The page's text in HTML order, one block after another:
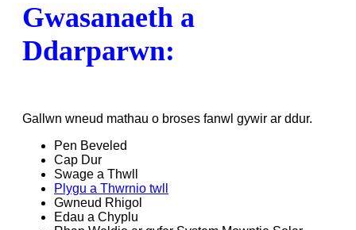
Gwasanaeth a
Ddarparwn:
Gallwn wneud mathau o broses fanwl gywir ar ddur.
Pen Beveled
Cap Dur
Swage a Thwll
Plygu a Thwrnio twll
Gwneud Rhigol
Edau a Chyplu